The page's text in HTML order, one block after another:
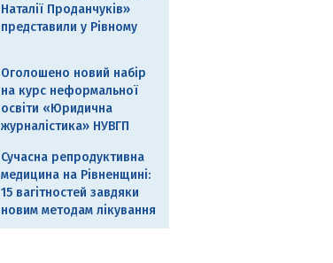
Наталії Проданчуків»
представили у Рівному
Оголошено новий набір
на курс неформальної
освіти «Юридична
журналістика» НУВГП
Сучасна репродуктивна
медицина на Рівненщині:
15 вагітностей завдяки
новим методам лікування